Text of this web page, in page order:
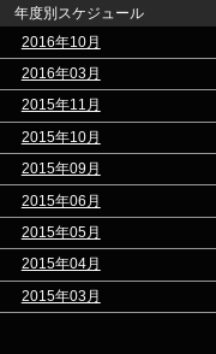
年度別スケジュール
2016年10月
2016年03月
2015年11月
2015年10月
2015年09月
2015年06月
2015年05月
2015年04月
2015年03月